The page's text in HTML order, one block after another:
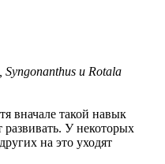
и Rotala
вначале такой навык
развивать. У некоторых
на это уходят